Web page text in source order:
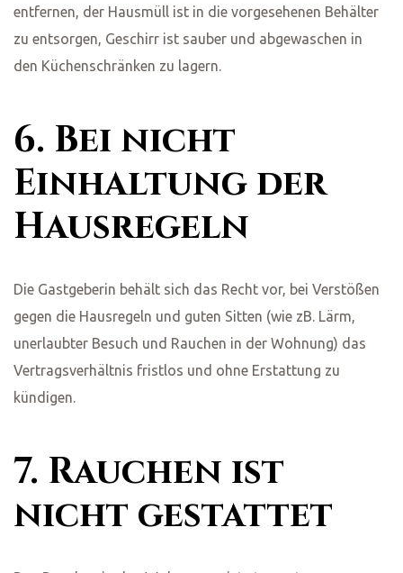
entfernen, der Hausmüll ist in die vorgesehenen Behälter
zu entsorgen, Geschirr ist sauber und abgewaschen in
den Küchenschränken zu lagern.
6. Bei nicht
Einhaltung der
Hausregeln
Die Gastgeberin behält sich das Recht vor, bei Verstößen
gegen die Hausregeln und guten Sitten (wie zB. Lärm,
unerlaubter Besuch und Rauchen in der Wohnung) das
Vertragsverhältnis fristlos und ohne Erstattung zu
kündigen.
7. Rauchen ist
nicht gestattet